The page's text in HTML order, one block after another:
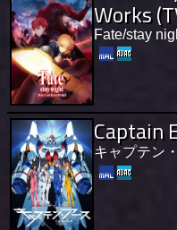
Works
Fate/stay
Captain
キャプテン